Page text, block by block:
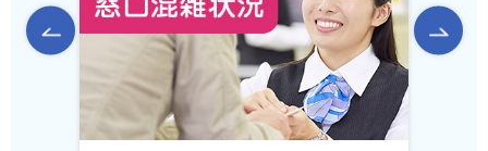
前のスライドを表示